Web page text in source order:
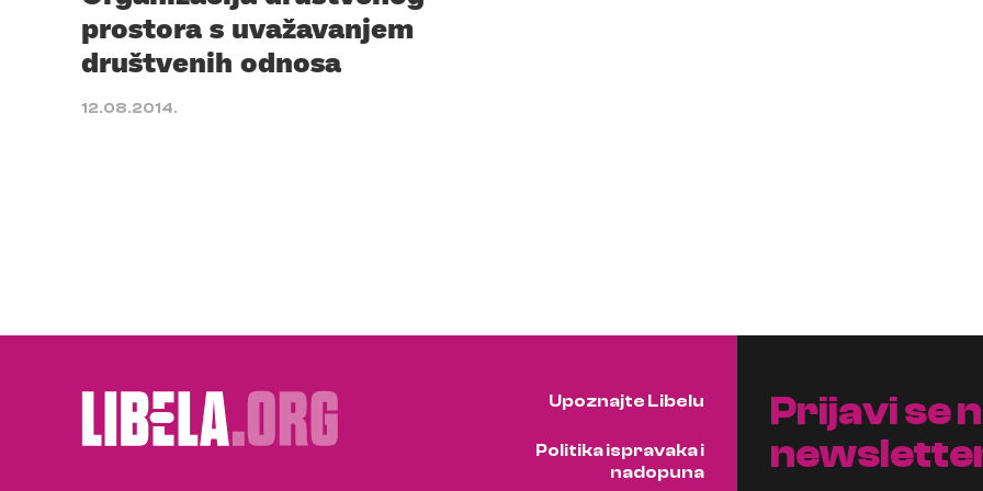
prostora s uvažavanjem
društvenih odnosa
12.08.2014.
Upoznajte Libelu
Politika ispravaka i
nadopuna
Prijavi se